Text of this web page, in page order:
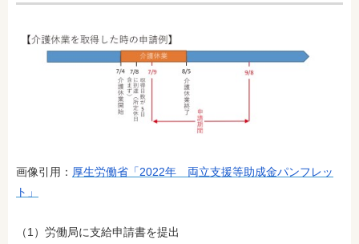
画像引用： 厚生労働省「2022年 両立支援等助成金パンフレッ
ト」
（1）労働局に支給申請書を提出